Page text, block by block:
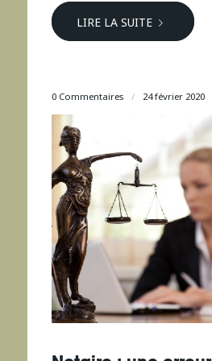
LIRE LA SUITE
0 Commentaires / 24 février 2020